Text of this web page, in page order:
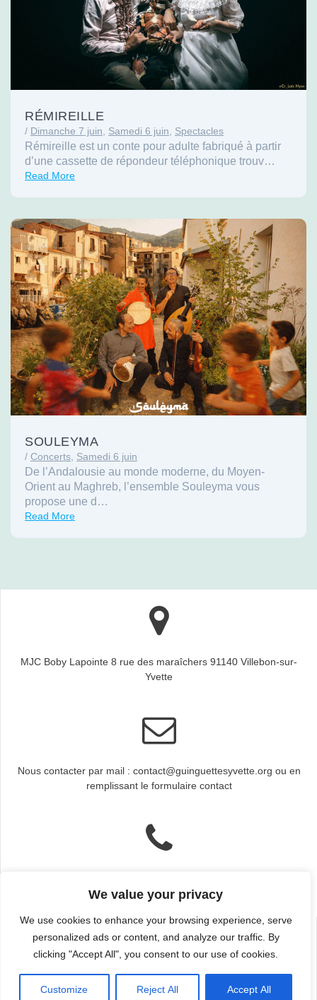
We value your privacy
We use cookies to enhance your browsing experience, serve
personalized ads or content, and analyze our traffic. By
clicking "Accept All", you consent to our use of cookies.
Customize Reject All Accept All
RÉMIREILLE
/ Dimanche 7 juin Samedi 6 juin Spectacles
Rémireille est un conte pour adulte fabriqué à partir
d’une cassette de répondeur téléphonique trouv…
Read More
SOULEYMA
/ Concerts Samedi 6 juin
De l’Andalousie au monde moderne, du Moyen-
Orient au Maghreb, l’ensemble Souleyma vous
propose une d…
Read More
MJC Boby Lapointe 8 rue des maraîchers 91140 Villebon-sur-
Yvette
Nous contacter par mail : contact@guinguettesyvette.org ou en
remplissant le formulaire contact
Secrétariat : 01 80 85 58 20
© 2026 Les Guinguettes de l'Yvette. Construit avec WordPress et